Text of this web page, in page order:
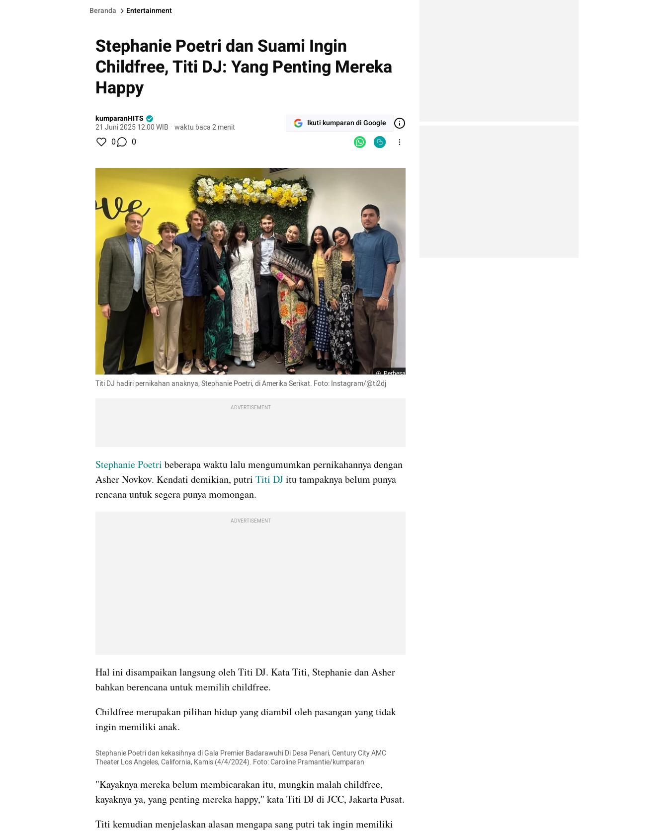
Beranda Entertainment
Stephanie Poetri dan Suami Ingin
Childfree, Titi DJ: Yang Penting Mereka
Happy
kumparanHITS
21 Juni 2025 12:00 WIB · waktu baca 2 menit Ikuti kumparan di Google
0 0
Perbesar
Titi DJ hadiri pernikahan anaknya, Stephanie Poetri, di Amerika Serikat. Foto: Instagram/@ti2dj
ADVERTISEMENT
Stephanie Poetri beberapa waktu lalu mengumumkan pernikahannya dengan
Asher Novkov. Kendati demikian, putri Titi DJ itu tampaknya belum punya
rencana untuk segera punya momongan.
ADVERTISEMENT
Hal ini disampaikan langsung oleh Titi DJ. Kata Titi, Stephanie dan Asher
bahkan berencana untuk memilih childfree.
Childfree merupakan pilihan hidup yang diambil oleh pasangan yang tidak
ingin memiliki anak.
Stephanie Poetri dan kekasihnya di Gala Premier Badarawuhi Di Desa Penari, Century City AMC
Theater Los Angeles, California, Kamis (4/4/2024). Foto: Caroline Pramantie/kumparan
"Kayaknya mereka belum membicarakan itu, mungkin malah childfree,
kayaknya ya, yang penting mereka happy," kata Titi DJ di JCC, Jakarta Pusat.
Titi kemudian menjelaskan alasan mengapa sang putri tak ingin memiliki